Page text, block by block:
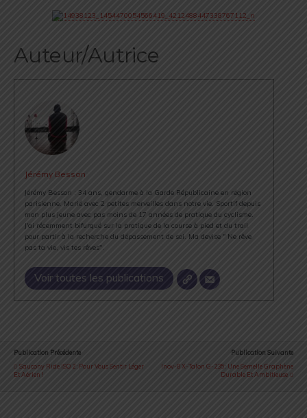
Auteur/Autrice
Jérémy Besson
Jérémy Besson : 34 ans, gendarme à la Garde Républicaine en région
parisienne. Marié avec 2 petites merveilles dans notre vie. Sportif depuis
mon plus jeune avec pas moins de 17 années de pratique du cyclisme.
J'ai récemment bifurqué sur la pratique de la course à pied et du trail
pour partir à la recherche du dépassement de soi. Ma devise " Ne rêve
pas ta vie, vis tes rêves".
Voir toutes les publications
Publication Précédente
Saucony Ride ISO 2 : Pour Vous Sentir Léger
Et Aérien !
Publication Suivante
Inov-8 X-Talon G-235 : Une Semelle Graphène
Durable Et Ambitieuse